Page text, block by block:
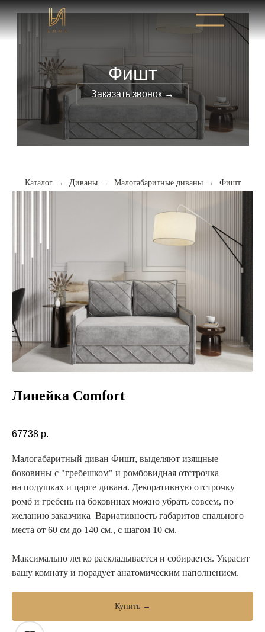
Фишт
Заказать звонок →
Каталог → Диваны → Малогабаритные диваны → Фишт
Линейка Comfort
67738 р.
Малогабаритный диван Фишт, выделяют изящные
боковины с "гребешком" и ромбовидная отстрочка
на подушках и царге дивана. Декоративную отстрочку
ромб и гребень на боковинах можно убрать совсем, по
желанию заказчика Вариативность габаритов спального
места от 60 см до 140 см., с шагом 10 см.
Максимально легко раскладывается и собирается. Украсит
вашу комнату и порадует анатомическим наполнением.
Купить →